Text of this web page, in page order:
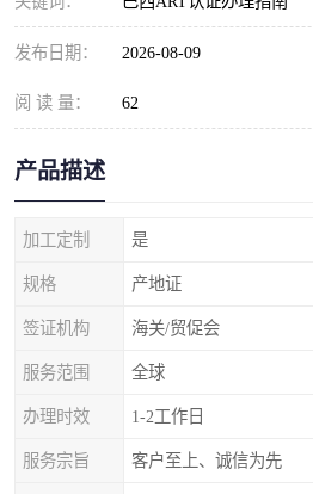
发布日期： 2026-08-09
阅 读 量： 62
产品描述
加工定制 是
规格 产地证
签证机构 海关/贸促会
服务范围 全球
办理时效 1-2工作日
服务宗旨 客户至上、诚信为先